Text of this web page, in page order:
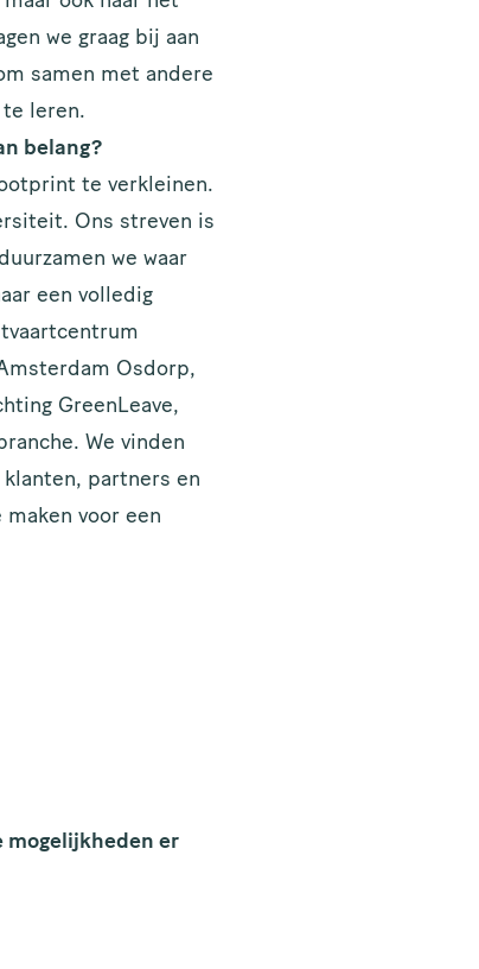
we graag bij aan
samen met andere
te leren.
belang?
te verkleinen.
Ons streven is
we waar
een volledig
Osdorp,
GreenLeave,
We vinden
partners en
voor een
mogelijkheden er